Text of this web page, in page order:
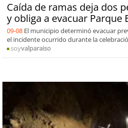
Caída de ramas deja dos
y obliga a evacuar Parque
09-08 El municipio determinó evacuar
el incidente ocurrido durante la
soyvalparaiso